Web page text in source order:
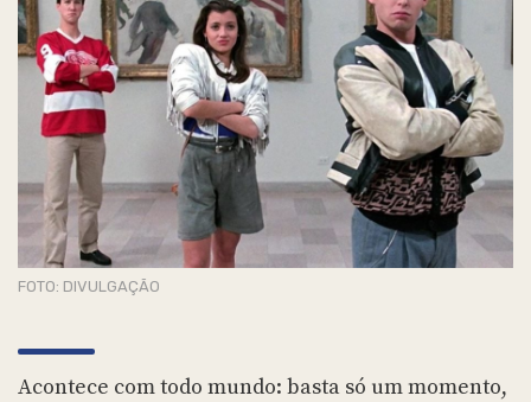
FOTO: DIVULGAÇÃO
Acontece com todo mundo: basta só um momento,